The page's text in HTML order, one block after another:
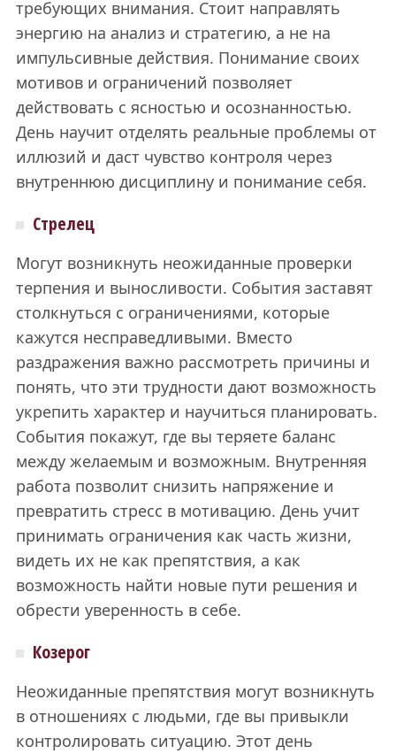
требующих внимания. Стоит направлять
энергию на анализ и стратегию, а не на
импульсивные действия. Понимание своих
мотивов и ограничений позволяет
действовать с ясностью и осознанностью.
День научит отделять реальные проблемы от
иллюзий и даст чувство контроля через
внутреннюю дисциплину и понимание себя.
Стрелец
Могут возникнуть неожиданные проверки
терпения и выносливости. События заставят
столкнуться с ограничениями, которые
кажутся несправедливыми. Вместо
раздражения важно рассмотреть причины и
понять, что эти трудности дают возможность
укрепить характер и научиться планировать.
События покажут, где вы теряете баланс
между желаемым и возможным. Внутренняя
работа позволит снизить напряжение и
превратить стресс в мотивацию. День учит
принимать ограничения как часть жизни,
видеть их не как препятствия, а как
возможность найти новые пути решения и
обрести уверенность в себе.
Козерог
Неожиданные препятствия могут возникнуть
в отношениях с людьми, где вы привыкли
контролировать ситуацию. Этот день